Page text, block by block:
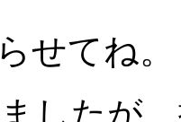
せてね。
したが